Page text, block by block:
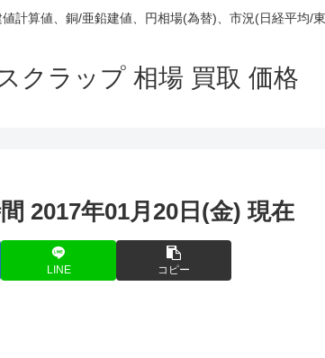
計算値、銅/亜鉛建値、円相場(為替)、市況(日経平均/
クラップ 相場 買取 価格
2017年01月20日(金) 現在
LINE コピー